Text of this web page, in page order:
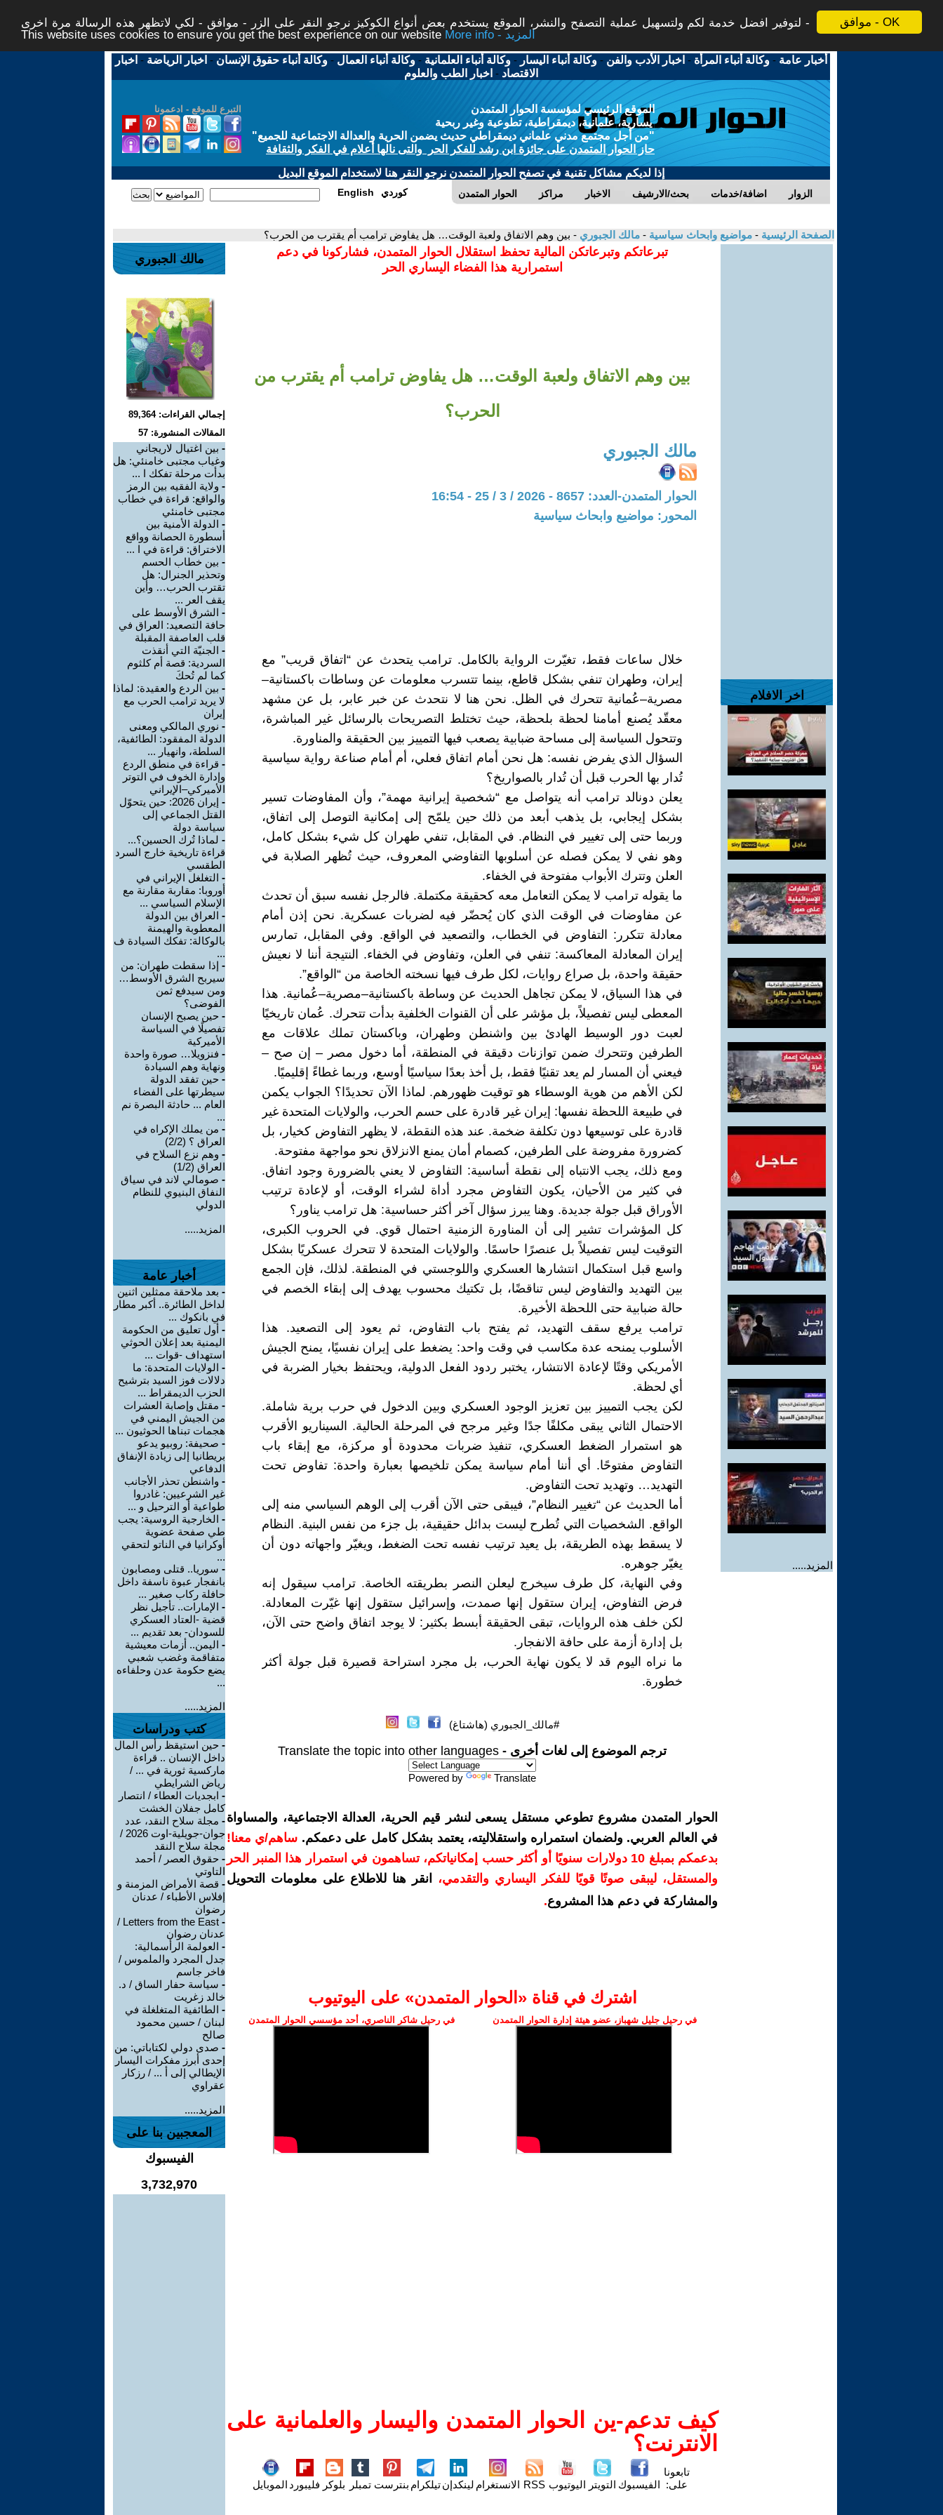
موافق - OK
لتوفير افضل خدمة لكم ولتسهيل عملية التصفح والنشر، الموقع يستخدم بعض أنواع الكوكيز نرجو النقر على الزر - موافق - لكي لاتظهر هذه الرسالة مرة اخرى -
This website uses cookies to ensure you get the best experience on our website
More info - المزيد
أخبار عامة -وكالة أنباء المرأة - اخبار الأدب والفن -وكالة أنباء اليسار -وكالة أنباء العلمانية -وكالة أنباء العمال -وكالة أنباء حقوق الإنسان - اخبار الرياضة - اخبار
الاقتصاد - اخبار الطب والعلوم
التبرع للموقع - ادعمونا
الموقع الرئيسي لمؤسسة الحوار المتمدن
يسارية، علمانية، ديمقراطية، تطوعية وغير ربحية
"من أجل مجتمع مدني علماني ديمقراطي حديث يضمن الحرية والعدالة الاجتماعية للجميع"
حاز الحوار المتمدن على جائزة ابن رشد للفكر الحر والتى نالها أعلام في الفكر والثقافة
إذا لديكم مشاكل تقنية في تصفح الحوار المتمدن نرجو النقر هنا لاستخدام الموقع البديل
الحوار المتمدن مراكز الاخبار بحث/الارشيف اضافة/خدمات الزوار English كوردي
الصفحة الرئيسية - مواضيع وابحاث سياسية - مالك الجبوري - بين وهم الاتفاق ولعبة الوقت… هل يفاوض ترامب أم يقترب من الحرب؟
اخر الافلام
المزيد.....
تبرعاتكم وتبرعاتكن المالية تحفظ استقلال الحوار المتمدن، فشاركونا في دعم
استمرارية هذا الفضاء اليساري الحر
بين وهم الاتفاق ولعبة الوقت… هل يفاوض ترامب أم يقترب من
الحرب؟
مالك الجبوري
الحوار المتمدن-العدد: 8657 - 2026 / 3 / 25 - 16:54
المحور: مواضيع وابحاث سياسية
خلال ساعات فقط، تغيّرت الرواية بالكامل. ترامب يتحدث عن “اتفاق قريب” مع
إيران، وطهران تنفي بشكل قاطع، بينما تتسرب معلومات عن وساطات باكستانية–
مصرية–عُمانية تتحرك في الظل. نحن هنا لا نتحدث عن خبر عابر، بل عن مشهد
معقّد يُصنع أمامنا لحظة بلحظة، حيث تختلط التصريحات بالرسائل غير المباشرة،
وتتحول السياسة إلى مساحة ضبابية يصعب فيها التمييز بين الحقيقة والمناورة.
السؤال الذي يفرض نفسه: هل نحن أمام اتفاق فعلي، أم أمام صناعة رواية سياسية
تُدار بها الحرب قبل أن تُدار بالصواريخ؟
يعلن دونالد ترامب أنه يتواصل مع “شخصية إيرانية مهمة”، وأن المفاوضات تسير
بشكل إيجابي، بل يذهب أبعد من ذلك حين يلمّح إلى إمكانية التوصل إلى اتفاق،
وربما حتى إلى تغيير في النظام. في المقابل، تنفي طهران كل شيء بشكل كامل،
وهو نفي لا يمكن فصله عن أسلوبها التفاوضي المعروف، حيث تُظهر الصلابة في
العلن وتترك الأبواب مفتوحة في الخفاء.
ما يقوله ترامب لا يمكن التعامل معه كحقيقة مكتملة. فالرجل نفسه سبق أن تحدث
عن مفاوضات في الوقت الذي كان يُحضّر فيه لضربات عسكرية. نحن إذن أمام
معادلة تتكرر: التفاوض في الخطاب، والتصعيد في الواقع. وفي المقابل، تمارس
إيران المعادلة المعاكسة: تنفي في العلن، وتفاوض في الخفاء. النتيجة أننا لا نعيش
حقيقة واحدة، بل صراع روايات، لكل طرف فيها نسخته الخاصة من “الواقع”.
في هذا السياق، لا يمكن تجاهل الحديث عن وساطة باكستانية–مصرية–عُمانية. هذا
المعطى ليس تفصيلاً، بل مؤشر على أن القنوات الخلفية بدأت تتحرك. عُمان تاريخيًا
لعبت دور الوسيط الهادئ بين واشنطن وطهران، وباكستان تملك علاقات مع
الطرفين وتتحرك ضمن توازنات دقيقة في المنطقة، أما دخول مصر – إن صح –
فيعني أن المسار لم يعد تقنيًا فقط، بل أخذ بعدًا سياسيًا أوسع، وربما غطاءً إقليميًا.
لكن الأهم من هوية الوسطاء هو توقيت ظهورهم. لماذا الآن تحديدًا؟ الجواب يكمن
في طبيعة اللحظة نفسها: إيران غير قادرة على حسم الحرب، والولايات المتحدة غير
قادرة على توسيعها دون تكلفة ضخمة. عند هذه النقطة، لا يظهر التفاوض كخيار، بل
كضرورة مفروضة على الطرفين، كصمام أمان يمنع الانزلاق نحو مواجهة مفتوحة.
ومع ذلك، يجب الانتباه إلى نقطة أساسية: التفاوض لا يعني بالضرورة وجود اتفاق.
في كثير من الأحيان، يكون التفاوض مجرد أداة لشراء الوقت، أو لإعادة ترتيب
الأوراق قبل جولة جديدة. وهنا يبرز سؤال آخر أكثر حساسية: هل ترامب يناور؟
كل المؤشرات تشير إلى أن المناورة الزمنية احتمال قوي. في الحروب الكبرى،
التوقيت ليس تفصيلاً بل عنصرًا حاسمًا. والولايات المتحدة لا تتحرك عسكريًا بشكل
واسع قبل استكمال انتشارها العسكري واللوجستي في المنطقة. لذلك، فإن الجمع
بين التهديد والتفاوض ليس تناقضًا، بل تكتيك محسوب يهدف إلى إبقاء الخصم في
حالة ضبابية حتى اللحظة الأخيرة.
ترامب يرفع سقف التهديد، ثم يفتح باب التفاوض، ثم يعود إلى التصعيد. هذا
الأسلوب يمنحه عدة مكاسب في وقت واحد: يضغط على إيران نفسيًا، يمنح الجيش
الأمريكي وقتًا لإعادة الانتشار، يختبر ردود الفعل الدولية، ويحتفظ بخيار الضربة في
أي لحظة.
لكن يجب التمييز بين تعزيز الوجود العسكري وبين الدخول في حرب برية شاملة.
الاحتمال الثاني يبقى مكلفًا جدًا وغير مرجح في المرحلة الحالية. السيناريو الأقرب
هو استمرار الضغط العسكري، تنفيذ ضربات محدودة أو مركزة، مع إبقاء باب
التفاوض مفتوحًا. أي أننا أمام سياسة يمكن تلخيصها بعبارة واحدة: تفاوض تحت
التهديد… وتهديد تحت التفاوض.
أما الحديث عن “تغيير النظام”، فيبقى حتى الآن أقرب إلى الوهم السياسي منه إلى
الواقع. الشخصيات التي تُطرح ليست بدائل حقيقية، بل جزء من نفس البنية. النظام
لا يسقط بهذه الطريقة، بل يعيد ترتيب نفسه تحت الضغط، ويغيّر واجهاته دون أن
يغيّر جوهره.
وفي النهاية، كل طرف سيخرج ليعلن النصر بطريقته الخاصة. ترامب سيقول إنه
فرض التفاوض، إيران ستقول إنها صمدت، وإسرائيل ستقول إنها غيّرت المعادلة.
لكن خلف هذه الروايات، تبقى الحقيقة أبسط بكثير: لا يوجد اتفاق واضح حتى الآن،
بل إدارة أزمة على حافة الانفجار.
ما نراه اليوم قد لا يكون نهاية الحرب، بل مجرد استراحة قصيرة قبل جولة أكثر
خطورة.
#مالك_الجبوري (هاشتاغ)
ترجم الموضوع إلى لغات أخرى - Translate the topic into other languages
Powered by Translate
الحوار المتمدن مشروع تطوعي مستقل يسعى لنشر قيم الحرية، العدالة الاجتماعية، والمساواة
في العالم العربي. ولضمان استمراره واستقلاليته، يعتمد بشكل كامل على دعمكم. ساهم/ي معنا!
بدعمكم بمبلغ 10 دولارات سنويًا أو أكثر حسب إمكانياتكم، تساهمون في استمرار هذا المنبر الحر
والمستقل، ليبقى صوتًا قويًا للفكر اليساري والتقدمي،
انقر هنا للاطلاع على معلومات التحويل
والمشاركة في دعم هذا المشروع.
اشترك في قناة ‫«الحوار المتمدن» على اليوتيوب
في رحيل جليل شهباز، عضو هيئة إدارة الحوار المتمدن في رحيل شاكر الناصري، أحد مؤسسي الحوار المتمدن
كيف تدعم-ين الحوار المتمدن واليسار والعلمانية على
الانترنت؟
تابعونا
على: الفيسبوك التويتر اليوتيوب RSS الانستغرام لينكدإنتيلكرام بنترست تمبلر بلوكر فليبورد الموبايل
مالك الجبوري
إجمالي القراءات: 89,364
المقالات المنشورة: 57
- بين اغتيال لاريجاني
وغياب مجتبى خامنئي: هل
بدأت مرحلة تفكك ا ...
- ولاية الفقيه بين الرمز
والواقع: قراءة في خطاب
مجتبى خامنئي
- الدولة الأمنية بين
أسطورة الحصانة وواقع
الاختراق: قراءة في ا ...
- بين خطاب الحسم
وتحذير الجنرال: هل
تقترب الحرب… وأين
يقف العر ...
- الشرق الأوسط على
حافة التصعيد: العراق في
قلب العاصفة المقبلة
- الجنيّة التي أنقذت
السردية: قصة أم كلثوم
كما لم تُحكَ
- بين الردع والعقيدة: لماذا
لا يريد ترامب الحرب مع
إيران
- نوري المالكي ومعنى
الدولة المفقود: الطائفية،
السلطة، وانهيار ...
- قراءة في منطق الردع
وإدارة الخوف في التوتر
الأميركي–الإيراني
-
إيران 2026: حين يتحوّل
القتل الجماعي إلى
سياسة دولة
- لماذا تُرك الحسين؟...
قراءة تاريخية خارج السرد
الطقسي
- التغلغل الإيراني في
أوروبا: مقاربة مقارنة مع
الإسلام السياسي ...
- العراق بين الدولة
المعطوبة والهيمنة
بالوكالة: تفكك السيادة ف
...
- إذا سقطت طهران: من
سيربح الشرق الأوسط…
ومن سيدفع ثمن
الفوضى؟
- حين يصبح الإنسان
تفصيلًا في السياسة
الأميركية
- فنزويلا… صورة واحدة
ونهاية وهم السيادة
- حين تفقد الدولة
سيطرتها على الفضاء
العام ... حادثة البصرة نم
...
- من يملك الإكراه في
العراق ؟ (2/2)
- وهم نزع السلاح في
العراق (1/2)
- صومالي لاند في سياق
النفاق البنيوي للنظام
الدولي
المزيد.....
أخبار عامة
- بعد ملاحقة ممثلين اثنين
لداخل الطائرة.. أكبر مطار
في بانكوك ...
- أول تعليق من الحكومة
اليمنية بعد إعلان الحوثي
استهداف -قوات ...
- الولايات المتحدة: ما
دلالات فوز السيد بترشيح
الحزب الديمقراط ...
- مقتل وإصابة العشرات
من الجيش اليمني في
هجمات تبناها الحوثيون ...
- صحيفة: روبيو يدعو
بريطانيا إلى زيادة الإنفاق
الدفاعي
- واشنطن تحذر الأجانب
غير الشرعيين: غادروا
طواعية أو الترحيل و ...
- الخارجية الروسية: يجب
طي صفحة عضوية
أوكرانيا في الناتو لتحقي
...
- سوريا.. قتلى ومصابون
بانفجار عبوة ناسفة داخل
حافلة ركاب صغير ...
- الإمارات.. تأجيل نظر
قضية -العتاد العسكري
للسودان- بعد تقديم ...
- اليمن.. أزمات معيشية
متفاقمة وغضب شعبي
يضع حكومة عدن وحلفاءه
...
المزيد.....
كتب ودراسات
- حين استيقظ رأس المال
داخل الإنسان .. قراءة
ماركسية ثورية في ... /
رياض الشرايطي
- ابجديات العطاء / انتصار
كامل جفلان الخشت
- مجلة سلاح النقد، عدد
جوان-جويلية-اوت 2026 /
مجلة سلاح النقد
- حقوق العصر / أحمد
التاوتي
- قصة الأمراض المزمنة و
إفلاس الأطباء / عدنان
رضوان
-
Letters from the East /
عدنان رضوان
- العولمة الرأسمالية:
جدل المجرد والملموس /
فاخر جاسم
- سياسة حفار الساق / د.
خالد زغريت
- الطائفية المتغلغلة في
لبنان / حسين محمود
صالح
- صدى دولي لكتاباتي: من
إحدى أبرز مفكرات اليسار
الإيطالي إلى أ ... / رزكار
عقراوي
المزيد.....
المعجبين بنا على
الفيسبوك
3,732,970